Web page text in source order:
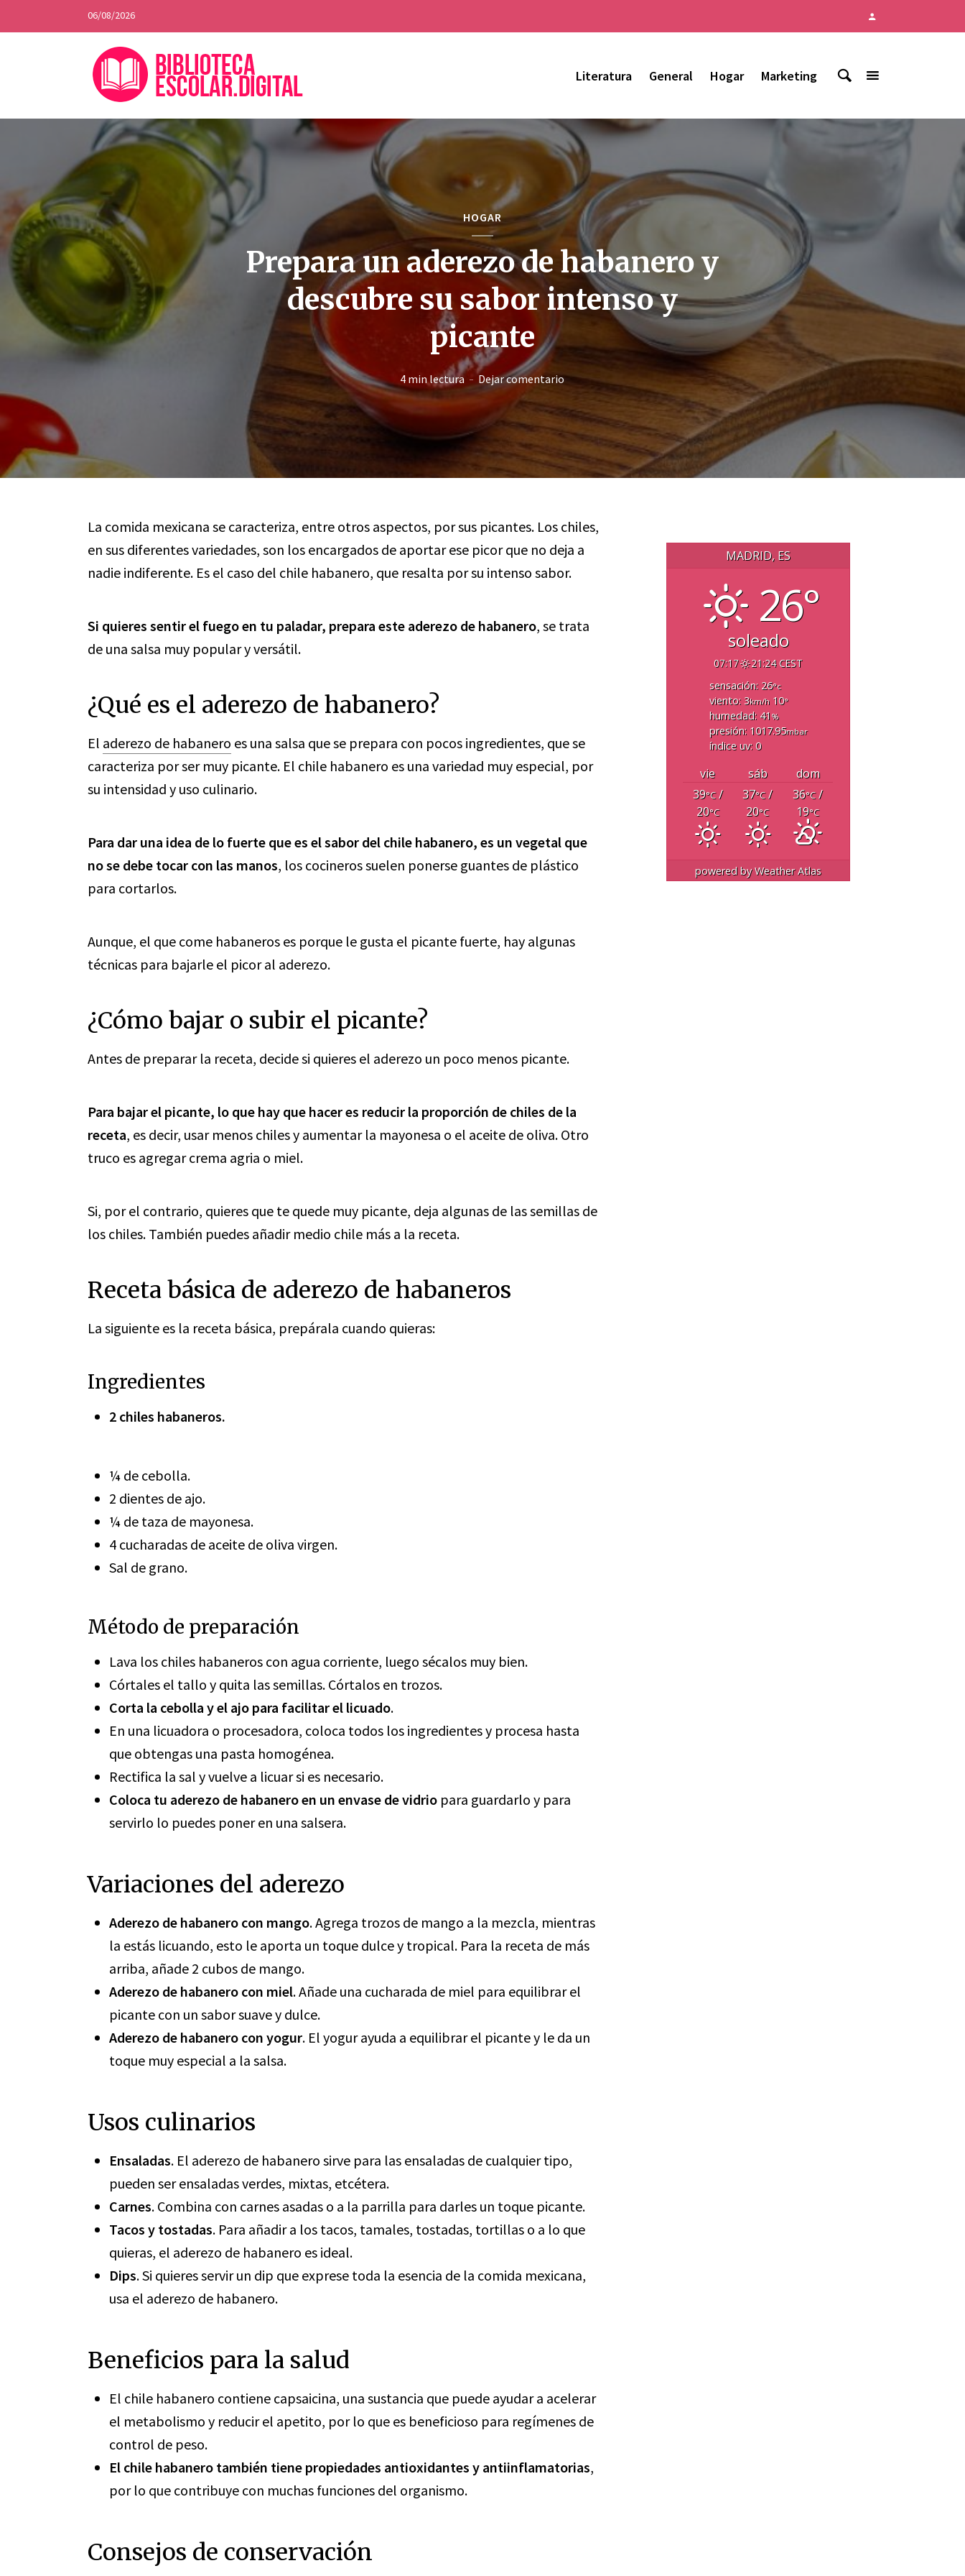
06/08/2026
Literatura General Hogar Marketing
HOGAR
Prepara un aderezo de habanero y
descubre su sabor intenso y
picante
4 min lectura Dejar comentario
La comida mexicana se caracteriza, entre otros aspectos, por sus picantes. Los chiles,
en sus diferentes variedades, son los encargados de aportar ese picor que no deja a
nadie indiferente. Es el caso del chile habanero, que resalta por su intenso sabor.
Si quieres sentir el fuego en tu paladar, prepara este aderezo de habanero, se trata
de una salsa muy popular y versátil.
¿Qué es el aderezo de habanero?
El aderezo de habanero es una salsa que se prepara con pocos ingredientes, que se
caracteriza por ser muy picante. El chile habanero es una variedad muy especial, por
su intensidad y uso culinario.
Para dar una idea de lo fuerte que es el sabor del chile habanero, es un vegetal que
no se debe tocar con las manos, los cocineros suelen ponerse guantes de plástico
para cortarlos.
Aunque, el que come habaneros es porque le gusta el picante fuerte, hay algunas
técnicas para bajarle el picor al aderezo.
¿Cómo bajar o subir el picante?
Antes de preparar la receta, decide si quieres el aderezo un poco menos picante.
Para bajar el picante, lo que hay que hacer es reducir la proporción de chiles de la
receta, es decir, usar menos chiles y aumentar la mayonesa o el aceite de oliva. Otro
truco es agregar crema agria o miel.
Si, por el contrario, quieres que te quede muy picante, deja algunas de las semillas de
los chiles. También puedes añadir medio chile más a la receta.
Receta básica de aderezo de habaneros
La siguiente es la receta básica, prepárala cuando quieras:
Ingredientes
2 chiles habaneros.
¼ de cebolla.
2 dientes de ajo.
¼ de taza de mayonesa.
4 cucharadas de aceite de oliva virgen.
Sal de grano.
Método de preparación
Lava los chiles habaneros con agua corriente, luego sécalos muy bien.
Córtales el tallo y quita las semillas. Córtalos en trozos.
Corta la cebolla y el ajo para facilitar el licuado.
En una licuadora o procesadora, coloca todos los ingredientes y procesa hasta
que obtengas una pasta homogénea.
Rectifica la sal y vuelve a licuar si es necesario.
Coloca tu aderezo de habanero en un envase de vidrio para guardarlo y para
servirlo lo puedes poner en una salsera.
Variaciones del aderezo
Aderezo de habanero con mango. Agrega trozos de mango a la mezcla, mientras
la estás licuando, esto le aporta un toque dulce y tropical. Para la receta de más
arriba, añade 2 cubos de mango.
Aderezo de habanero con miel. Añade una cucharada de miel para equilibrar el
picante con un sabor suave y dulce.
Aderezo de habanero con yogur. El yogur ayuda a equilibrar el picante y le da un
toque muy especial a la salsa.
Usos culinarios
Ensaladas. El aderezo de habanero sirve para las ensaladas de cualquier tipo,
pueden ser ensaladas verdes, mixtas, etcétera.
Carnes. Combina con carnes asadas o a la parrilla para darles un toque picante.
Tacos y tostadas. Para añadir a los tacos, tamales, tostadas, tortillas o a lo que
quieras, el aderezo de habanero es ideal.
Dips. Si quieres servir un dip que exprese toda la esencia de la comida mexicana,
usa el aderezo de habanero.
Beneficios para la salud
El chile habanero contiene capsaicina, una sustancia que puede ayudar a acelerar
el metabolismo y reducir el apetito, por lo que es beneficioso para regímenes de
control de peso.
El chile habanero también tiene propiedades antioxidantes y antiinflamatorias,
por lo que contribuye con muchas funciones del organismo.
Consejos de conservación
MADRID, ES
26°
soleado
07:17
21:24 CEST
sensación: 26°c
viento: 3km/h10°
humedad: 41 %
presión: 1017.95mbar
índice uv: 0
vie sáb
dom
39°C/
20°C
37°C/
20°C
36°C/
19°C
powered byWeather Atlas